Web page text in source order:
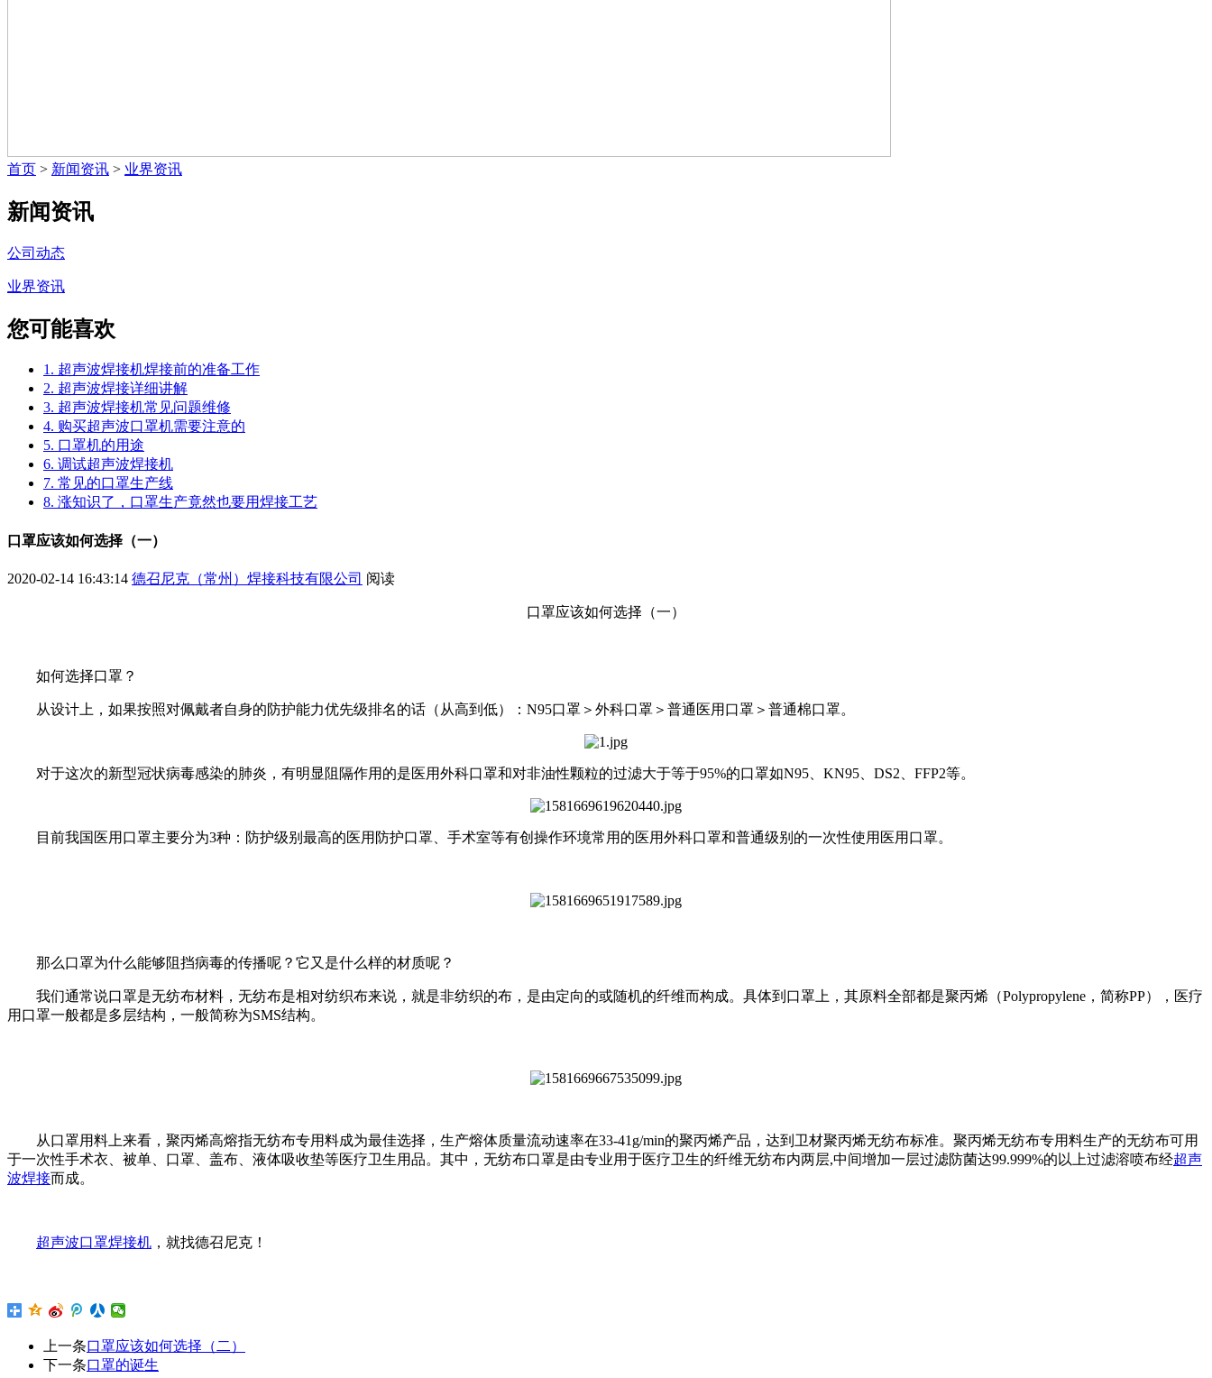
首页 > 新闻资讯 > 业界资讯
新闻资讯
公司动态
业界资讯
您可能喜欢
1. 超声波焊接机焊接前的准备工作
2. 超声波焊接详细讲解
3. 超声波焊接机常见问题维修
4. 购买超声波口罩机需要注意的
5. 口罩机的用途
6. 调试超声波焊接机
7. 常见的口罩生产线
8. 涨知识了，口罩生产竟然也要用焊接工艺
口罩应该如何选择（一）
2020-02-14 16:43:14 德召尼克（常州）焊接科技有限公司 阅读
口罩应该如何选择（一）
如何选择口罩？
从设计上，如果按照对佩戴者自身的防护能力优先级排名的话（从高到低）：N95口罩＞外科口罩＞普通医用口罩＞普通棉口罩。
对于这次的新型冠状病毒感染的肺炎，有明显阻隔作用的是医用外科口罩和对非油性颗粒的过滤大于等于95%的口罩如N95、KN95、DS2、FFP2等。
目前我国医用口罩主要分为3种：防护级别最高的医用防护口罩、手术室等有创操作环境常用的医用外科口罩和普通级别的一次性使用医用口罩。
那么口罩为什么能够阻挡病毒的传播呢？它又是什么样的材质呢？
我们通常说口罩是无纺布材料，无纺布是相对纺织布来说，就是非纺织的布，是由定向的或随机的纤维而构成。具体到口罩上，其原料全部都是聚丙烯（Polypropylene，简称PP），医疗
用口罩一般都是多层结构，一般简称为SMS结构。
从口罩用料上来看，聚丙烯高熔指无纺布专用料成为最佳选择，生产熔体质量流动速率在33-41g/min的聚丙烯产品，达到卫材聚丙烯无纺布标准。 聚丙烯无纺布专用料生产的无纺布可用
于一次性手术衣、被单、口罩、盖布、液体吸收垫等医疗卫生用品。其中，无纺布口罩是由专业用于医疗卫生的纤维无纺布内两层,中间增加一层过滤防菌达99.999%的以上过滤溶喷布经超声
波焊接而成。
超声波口罩焊接机 ，就找德召尼克！
上一条口罩应该如何选择（二）
下一条口罩的诞生